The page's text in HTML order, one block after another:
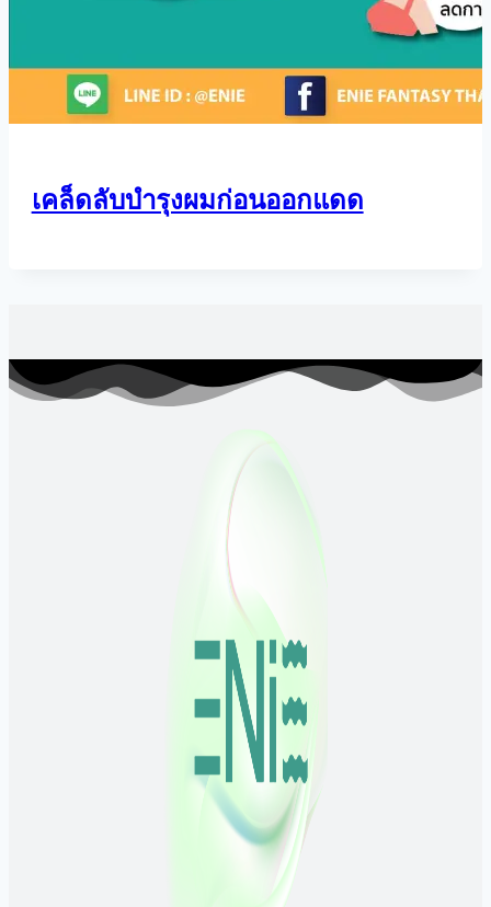
เคล็ดลับบำรุงผมก่อนออกแดด